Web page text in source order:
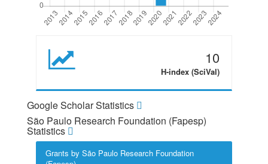
10
H-index (SciVal)
Google Scholar Statistics
São Paulo Research Foundation (Fapesp)
Statistics
Grants by São Paulo Research Foundation